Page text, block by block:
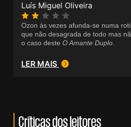
Luís Miguel Oliveira
Ozon às vezes afunda-se numa
que não desagrada de todo mas
o caso deste O Amante Duplo
LER MAIS
Críticas dos leitores